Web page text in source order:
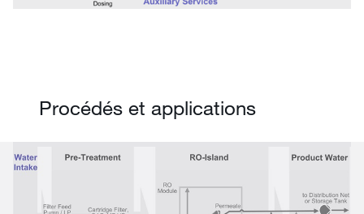
Procédés et applications